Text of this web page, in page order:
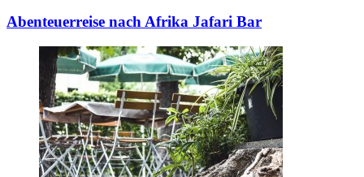
Abenteuerreise nach Afrika Jafari Bar